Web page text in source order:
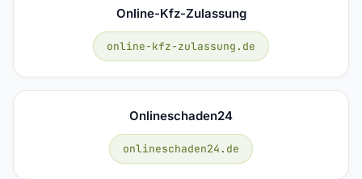
Online-Kfz-Zulassung
online-kfz-zulassung.de
Onlineschaden24
onlineschaden24.de